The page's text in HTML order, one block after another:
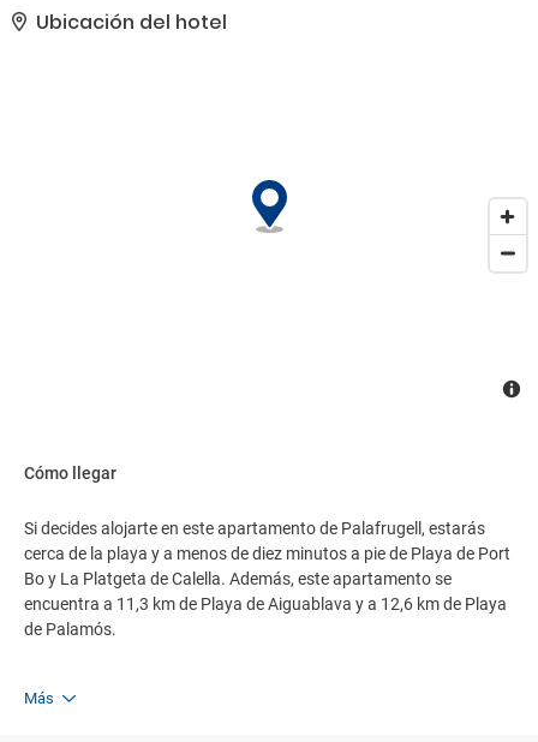
aparcamiento sin asistencia gratuito disponible..
Ubicación del hotel
Cómo llegar
Si decides alojarte en este apartamento de Palafrugell, estarás
cerca de la playa y a menos de diez minutos a pie de Playa de Port
Bo y La Platgeta de Calella. Además, este apartamento se
encuentra a 11,3 km de Playa de Aiguablava y a 12,6 km de Playa
de Palamós.
Más